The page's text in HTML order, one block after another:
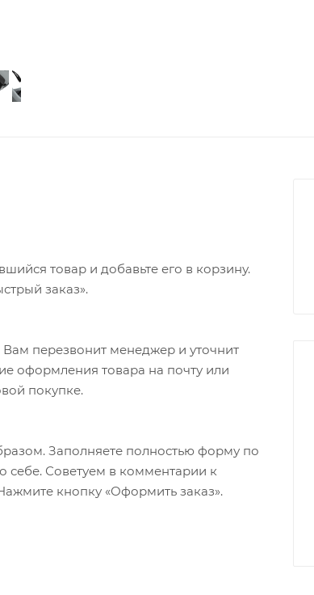
товар и добавьте его в корзину.
заказ».
перезвонит менеджер и уточнит
оформления товара на почту или
покупке.
Заполняете полностью форму по
себе. Советуем в комментарии к
кнопку «Оформить заказ».